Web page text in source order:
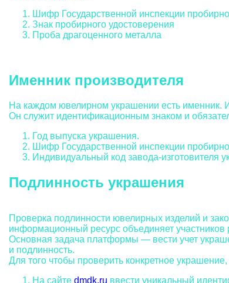
Шифр Государственной инспекции
Знак пробирного удостоверения
Проба драгоценного металла
Именник производителя
На каждом ювелирном украшении есть именник.
Он служит идентификационным знаком и
Год выпуска украшения.
Шифр Государственной инспекции
Индивидуальный код завода-изготовителя
Подлинность украшения
Проверка подлинности ювелирных изделий и
информационный ресурс объединяет
Основная задача платформы — вести учет
и подлинность.
Для того чтобы проверить конкретное
На сайте dmdk.ru ввести уникальный